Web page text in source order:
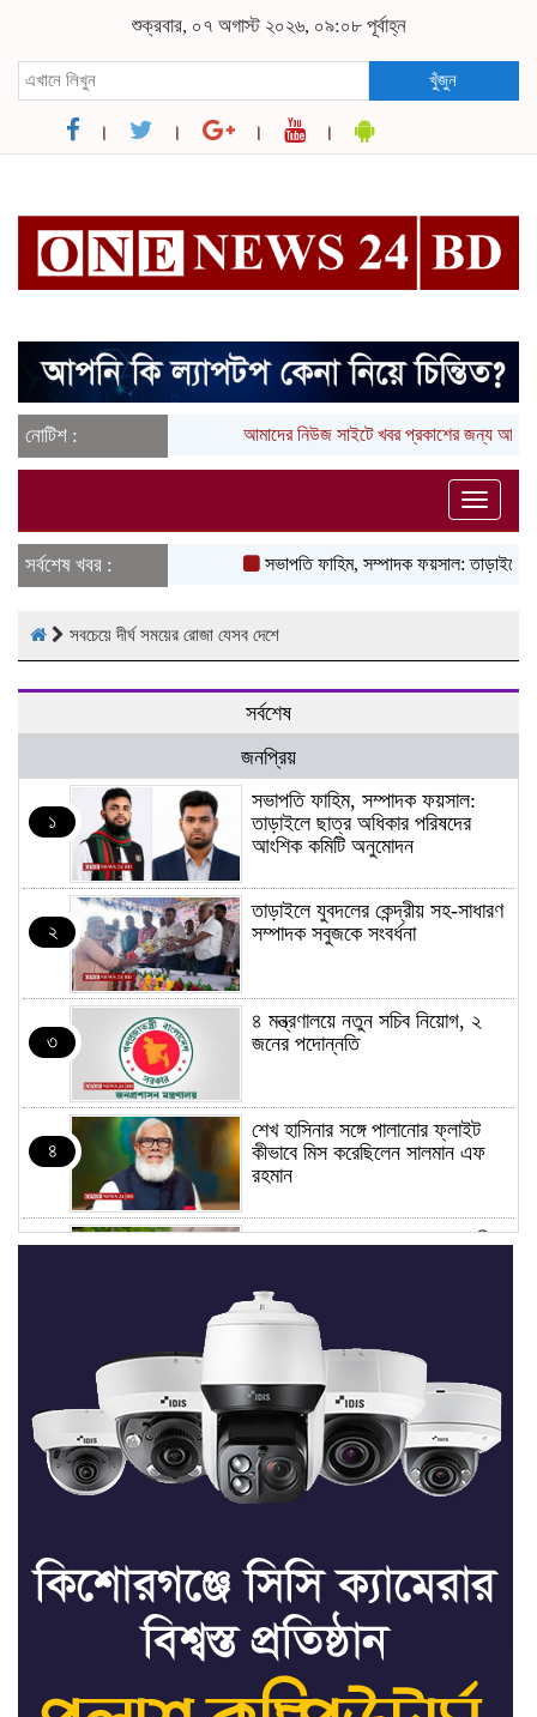
শুক্রবার, ০৭ অগাস্ট ২০২৬, ০৯:০৮ পূর্বাহ্ন
খুঁজুন
নোটিশ : আমাদের নিউজ সাইটে খবর প্রকাশের জন্য
Toggle
সর্বশেষ খবর :
সভাপতি ফাহিম, সম্পাদক ফয়সাল: তাড়াইলে
সবচেয়ে দীর্ঘ সময়ের রোজা যেসব দেশে
সর্বশেষ
জনপ্রিয়
১
সভাপতি ফাহিম, সম্পাদক ফয়সাল:
তাড়াইলে ছাত্র অধিকার পরিষদের
আংশিক কমিটি অনুমোদন
২
তাড়াইলে যুবদলের কেন্দ্রীয় সহ-সাধারণ
সম্পাদক সবুজকে সংবর্ধনা
৩
৪ মন্ত্রণালয়ে নতুন সচিব নিয়োগ, ২
জনের পদোন্নতি
৪
শেখ হাসিনার সঙ্গে পালানোর ফ্লাইট
কীভাবে মিস করেছিলেন সালমান এফ
রহমান
ভাত রান্নার সময় নরম হয়ে গেলে কী
মৃত্যুদণ্ড বাদ না দেওয়ায়
প্রত্যক্ষদর্শীদের তথ্য দেয়নি জাতিসংঘ:
ট্রাইব্যুনালকে প্রসিকিউটর
৭
তাড়াইলে রাউতি মানবসেবা ফাউন্ডেশনের
আয়োজনে কাফন-দাফন বিষয়ক বিশেষ
প্রশিক্ষণ কর্মশালা
৮
৪ বিভাগে অতি ভারি বৃষ্টির সতর্কবার্তা
৯
রাষ্ট্রপতি নির্বাচনের ভোটার তালিকা পেল
ইসি